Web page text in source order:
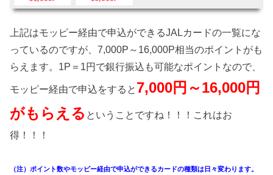
上記はモッピー経由で申込ができるJALカードの一覧にな
っているのですが、7,000P～16,000P相当のポイントがも
らえます。1P＝1円で銀行振込も可能なポイントなので、
モッピー経由で申込をすると 7,000円～16,000円
がもらえる ということですね！！！これはお
得！！！
（注）ポイント数やモッピー経由で申込ができるカードの種類は日々変わります。